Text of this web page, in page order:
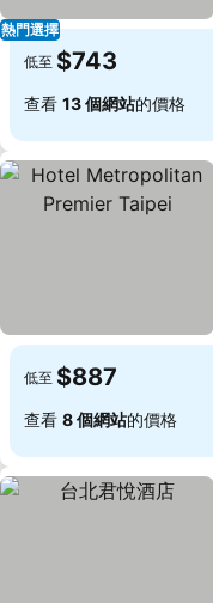
熱門選擇
低至 $743
查看 13 個網站的價格
低至 $887
查看 8 個網站的價格